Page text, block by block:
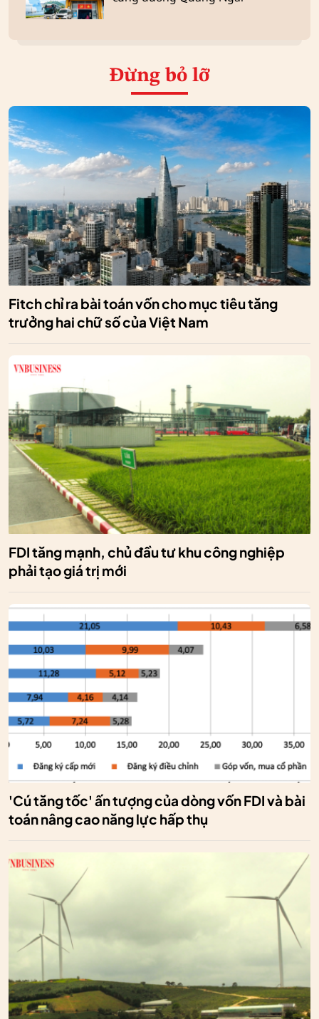
Đừng bỏ lỡ
Fitch chỉ ra bài toán vốn cho mục tiêu tăng
trưởng hai chữ số của Việt Nam
FDI tăng mạnh, chủ đầu tư khu công nghiệp
phải tạo giá trị mới
'Cú tăng tốc' ấn tượng của dòng vốn FDI và bài
toán nâng cao năng lực hấp thụ